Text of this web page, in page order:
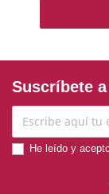
Suscríbete
He leído y